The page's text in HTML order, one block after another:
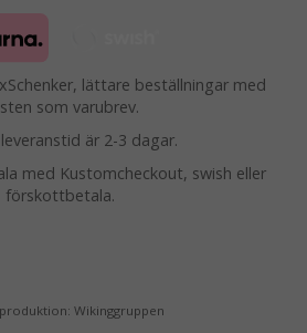
lättare beställningar med
som varubrev.
är 2-3 dagar.
med Kustomcheckout, swish eller
förskottbetala.
Wikinggruppen